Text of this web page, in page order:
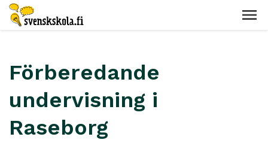
Förberedande
undervisning i
Raseborg